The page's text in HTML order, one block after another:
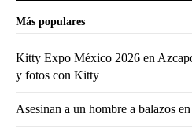
Más populares
Kitty Expo México 2026 en
y fotos con Kitty
Asesinan a un hombre a balazos